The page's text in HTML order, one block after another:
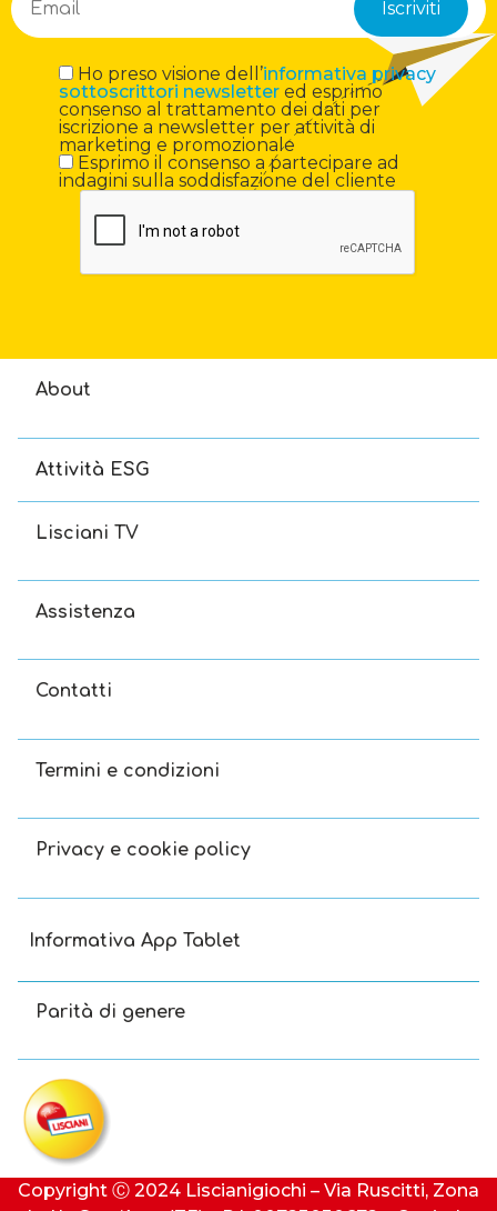
Ho preso visione dell’informativa privacy
sottoscrittori newslettered esprimo
consenso al trattamento dei dati per
iscrizione a newsletter per attività di
marketing e promozionale
Esprimo il consenso a partecipare ad
indagini sulla soddisfazione del cliente
About
Attività ESG
Lisciani TV
Assistenza
Contatti
Termini e condizioni
Privacy e cookie policy
Informativa App Tablet
Parità di genere
Copyright Ⓒ 2024 Liscianigiochi – Via Ruscitti, Zona